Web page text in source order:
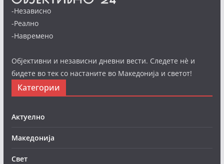
-Независно
-Реално
-Навремено
Објективни и независни дневни вести. Следете нè и
бидете во тек со настаните во Македонија и светот!
Категории
Актуелно
Македонија
Свет